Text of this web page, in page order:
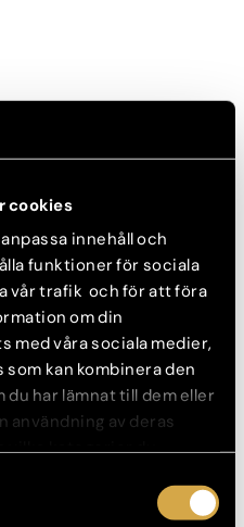
cookies
innehåll och
funktioner för sociala
vår trafik och för att föra
om din
med våra sociala medier,
kan kombinera den
har lämnat till dem eller
användning av deras
vilka kategorier du
kategori används.